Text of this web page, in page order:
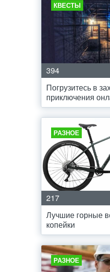
КВЕСТЫ
394
Погрузитесь в
приключения
РАЗНОЕ
217
Лучшие горные
копейки
РАЗНОЕ